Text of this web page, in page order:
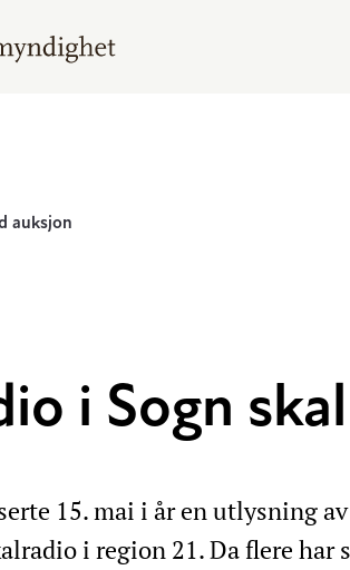
auksjon
i Sogn
15. mai i år en utlysning
i region 21. Da flere har